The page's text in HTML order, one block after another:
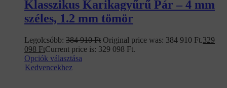
Klasszikus Karikagyűrű Pár – 4 mm
széles, 1.2 mm tömör
Legolcsóbb: 384 910Ft Original price was: 384 910 Ft.329
098 FtCurrent price is: 329 098 Ft.
Opciók választása
Kedvencekhez